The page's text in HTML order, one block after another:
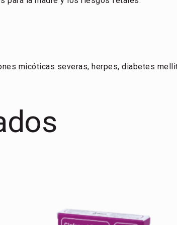
micóticas severas, herpes, diabetes